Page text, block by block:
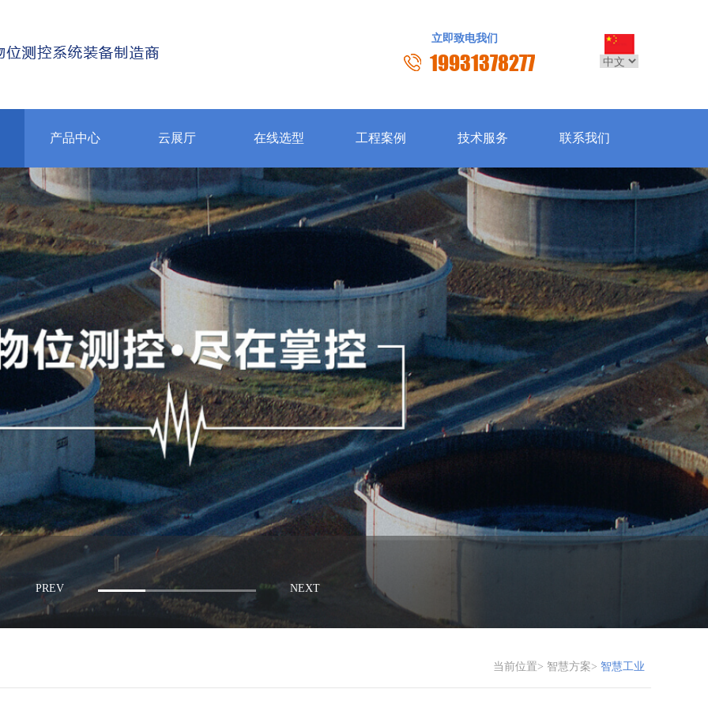
立即致电我们
19931378277
产品中心 云展厅 在线选型 工程案例 技术服务 联系我们
当前位置> 智慧方案> 智慧工业